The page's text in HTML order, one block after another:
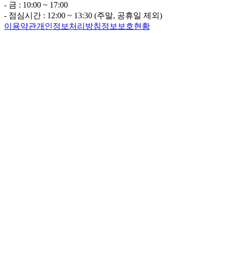
- 금 : 10:00 ~ 17:00
- 점심시간 : 12:00 ~ 13:30 (주말, 공휴일 제외)
이용약관개인정보처리방침정보보호현황